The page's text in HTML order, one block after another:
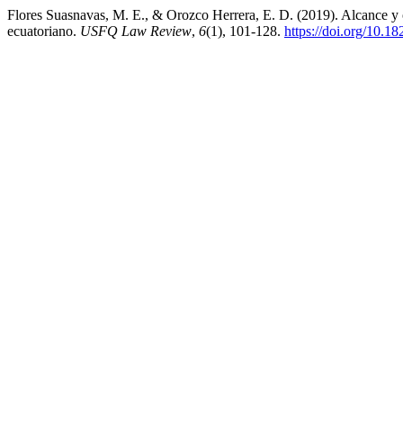
Flores Suasnavas, M. E., & Orozco Herrera, E. D. (2019). Alcance
ecuatoriano. USFQ Law Review, 6(1), 101-128. https://doi.org/